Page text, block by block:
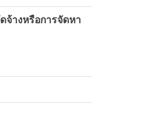
จ้างหรือการจัดหา